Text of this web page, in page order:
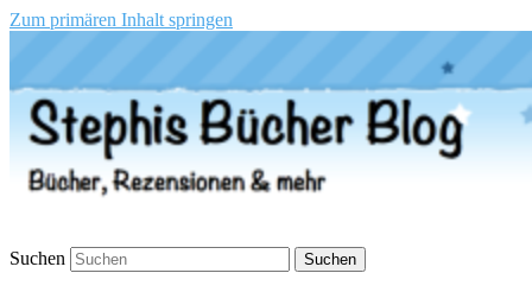
Zum primären Inhalt springen
Stephis Bücher Blog
Suchen